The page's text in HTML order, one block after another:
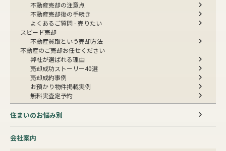
不動産売却の注意点
不動産売却後の手続き
よくあるご質問 - 売りたい
スピード売却
不動産買取という売却方法
不動産のご売却お任せください
弊社が選ばれる理由
売却成功ストーリー40選
売却成約事例
お預かり物件掲載実例
無料実査定予約
住まいのお悩み別
会社案内